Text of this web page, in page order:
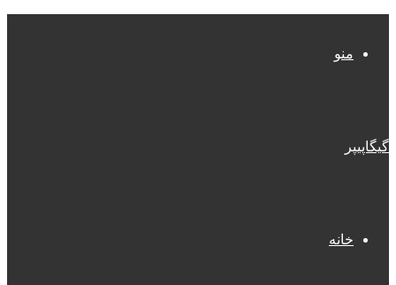
منو
گیگاپیپر
خانه